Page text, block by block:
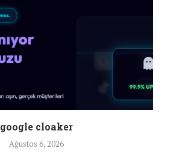
google cloaker
Ağustos 6, 2026